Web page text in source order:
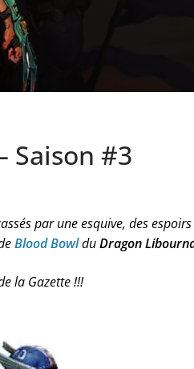
Saison #3
par une esquive, des
Blood BowlduDragon
la Gazette !!!